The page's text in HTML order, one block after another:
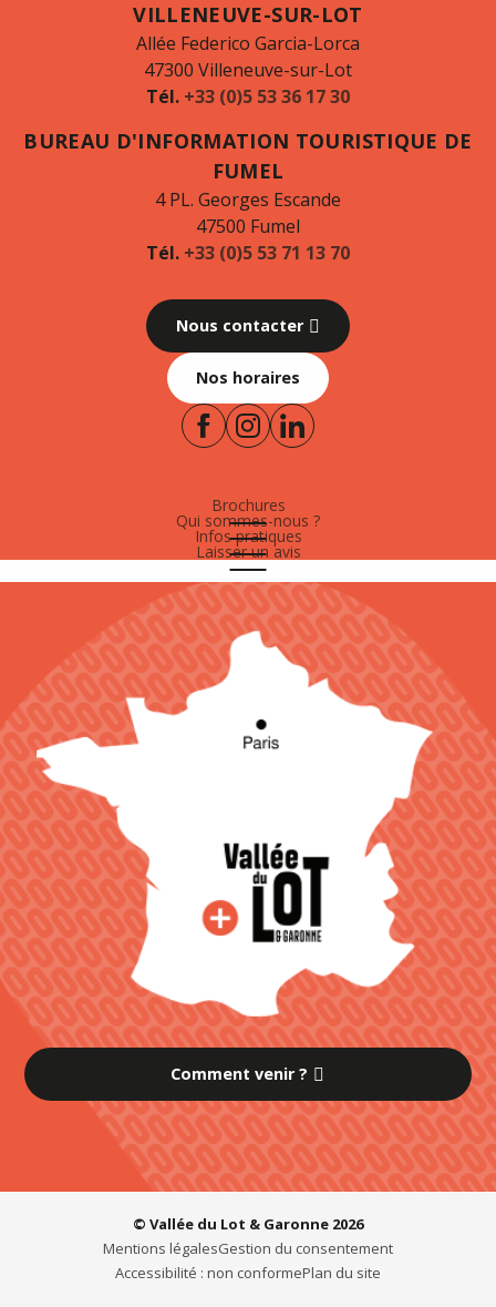
VILLENEUVE-SUR-LOT
Allée Federico Garcia-Lorca
47300 Villeneuve-sur-Lot
Tél. +33 (0)5 53 36 17 30
BUREAU D'INFORMATION TOURISTIQUE DE
FUMEL
4 PL. Georges Escande
47500 Fumel
Tél. +33 (0)5 53 71 13 70
Nous contacter
Nos horaires
Brochures
Qui sommes-nous ?
Infos pratiques
Laisser un avis
Comment venir ?
© Vallée du Lot & Garonne 2026
Mentions légalesGestion du consentement
Accessibilité : non conformePlan du site